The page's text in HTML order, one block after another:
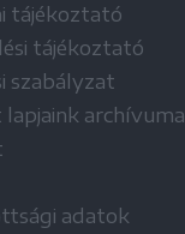
tájékoztató
tájékoztató
szabályzat
archívuma
adatok